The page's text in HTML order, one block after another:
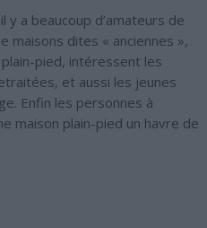
y a beaucoup d’amateurs de
maisons dites « anciennes »,
pied, intéressent les
et aussi les jeunes
Enfin les personnes à
maison plain-pied un havre de